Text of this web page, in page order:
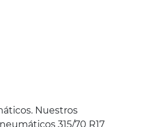
Nuestros
315/70 R17